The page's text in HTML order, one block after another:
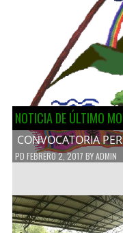
NOTICIA DE ÚLTIMO
CONVOCATORIA
PD FEBRERO 2, 2017 BYADMIN